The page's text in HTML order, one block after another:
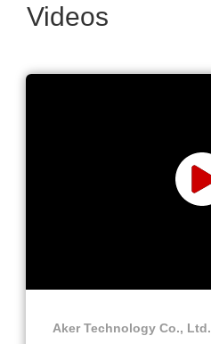
Videos
Aker Technology Co., Ltd.